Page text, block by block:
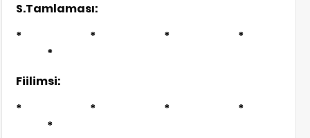
S.Tamlaması:
*
* *
*
*
Fiilimsi:
*
* *
*
*